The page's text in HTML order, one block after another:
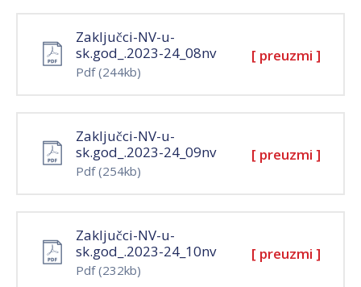
Zaključci-NV-u-
sk.god_.2023-24_08nv
Pdf(244kb)
[ preuzmi ]
Zaključci-NV-u-
sk.god_.2023-24_09nv
Pdf(254kb)
[ preuzmi ]
Zaključci-NV-u-
sk.god_.2023-24_10nv
Pdf(232kb)
[ preuzmi ]